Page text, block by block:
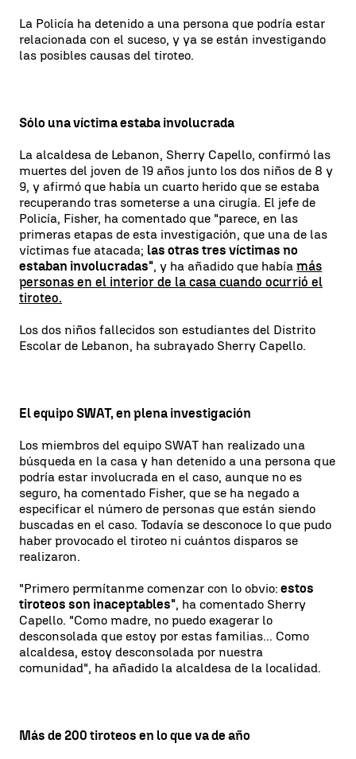
La Policía ha detenido a una persona que podría estar
relacionada con el suceso, y ya se están investigando
las posibles causas del tiroteo.
Sólo una víctima estaba involucrada
La alcaldesa de Lebanon, Sherry Capello, confirmó las
muertes del joven de 19 años junto los dos niños de 8 y
9, y afirmó que había un cuarto herido que se estaba
recuperando tras someterse a una cirugía. El jefe de
Policía, Fisher, ha comentado que "parece, en las
primeras etapas de esta investigación, que una de las
víctimas fue atacada; las otras tres víctimas no
estaban involucradas", y ha añadido que había más
personas en el interior de la casa cuando ocurrió el
tiroteo.
Los dos niños fallecidos son estudiantes del Distrito
Escolar de Lebanon, ha subrayado Sherry Capello.
El equipo SWAT, en plena investigación
Los miembros del equipo SWAT han realizado una
búsqueda en la casa y han detenido a una persona que
podría estar involucrada en el caso, aunque no es
seguro, ha comentado Fisher, que se ha negado a
especificar el número de personas que están siendo
buscadas en el caso. Todavía se desconoce lo que pudo
haber provocado el tiroteo ni cuántos disparos se
realizaron.
"Primero permítanme comenzar con lo obvio: estos
tiroteos son inaceptables", ha comentado Sherry
Capello. "Como madre, no puedo exagerar lo
desconsolada que estoy por estas familias... Como
alcaldesa, estoy desconsolada por nuestra
comunidad", ha añadido la alcaldesa de la localidad.
Más de 200 tiroteos en lo que va de año